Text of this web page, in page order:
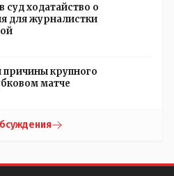
ходатайство о
для журналистки
причины крупного
матче